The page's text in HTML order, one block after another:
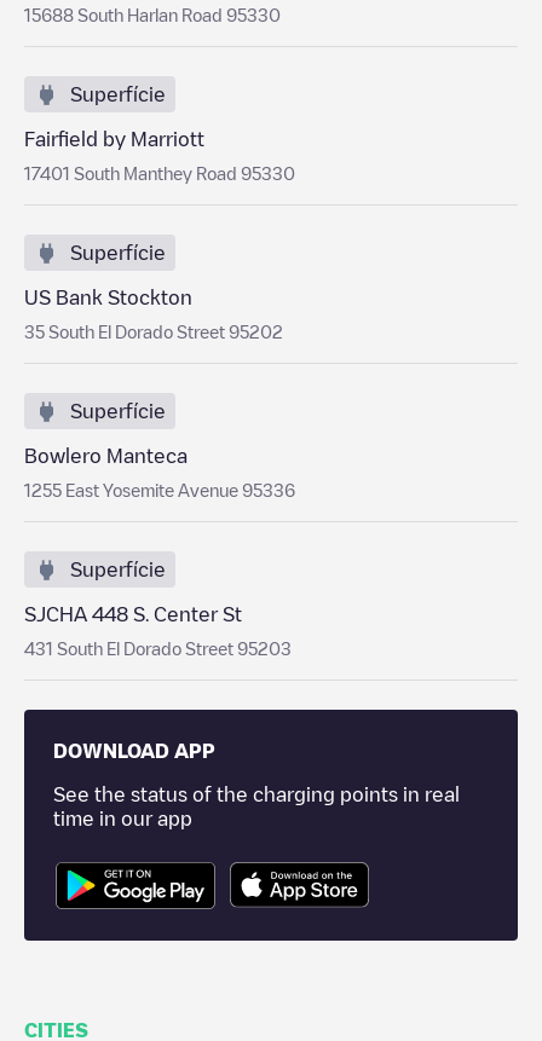
15688 South Harlan Road 95330
Superfície
Fairfield by Marriott
17401 South Manthey Road 95330
Superfície
US Bank Stockton
35 South El Dorado Street 95202
Superfície
Bowlero Manteca
1255 East Yosemite Avenue 95336
Superfície
SJCHA 448 S. Center St
431 South El Dorado Street 95203
DOWNLOAD APP
See the status of the charging points in real
time in our app
CITIES